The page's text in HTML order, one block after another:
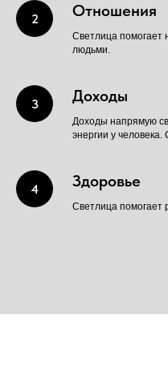
Отношения
Светлица помогает
людьми.
Доходы
Доходы напрямую
энергии у
Здоровье
Светлица помогает